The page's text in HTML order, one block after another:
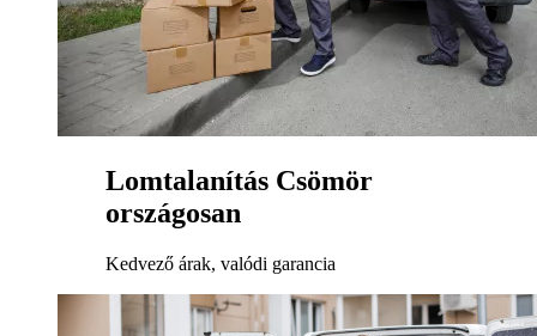
Lomtalanítás Csömör
országosan
Kedvező árak, valódi garancia